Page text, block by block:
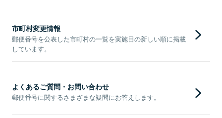
市町村変更情報
郵便番号を公表した市町村の一覧を実施日の新しい順に掲載
しています。
よくあるご質問・お問い合わせ
郵便番号に関するさまざまな疑問にお答えします。